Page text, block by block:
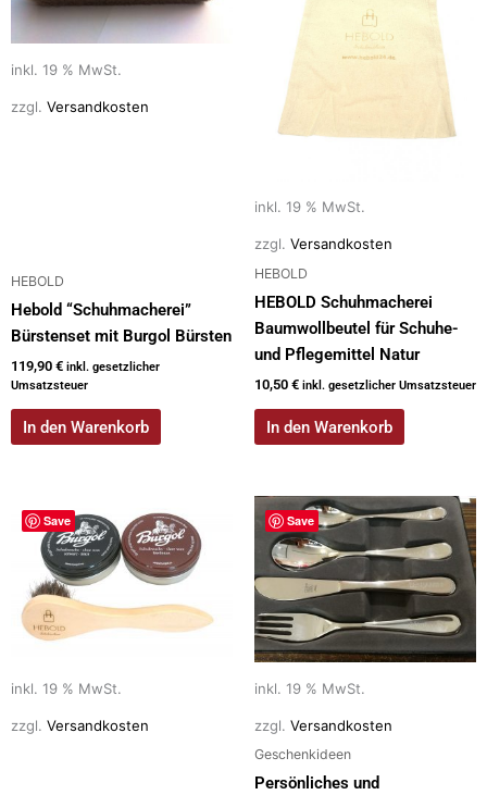
inkl. 19 % MwSt.
zzgl. Versandkosten
HEBOLD
Hebold “Schuhmacherei”
Bürstenset mit Burgol Bürsten
119,90 € inkl. gesetzlicher
Umsatzsteuer
In den Warenkorb
inkl. 19 % MwSt.
zzgl. Versandkosten
HEBOLD
HEBOLD Schuhmacherei
Baumwollbeutel für Schuhe-
und Pflegemittel Natur
10,50 € inkl. gesetzlicher Umsatzsteuer
In den Warenkorb
Save
inkl. 19 % MwSt.
zzgl. Versandkosten
Save
inkl. 19 % MwSt.
zzgl. Versandkosten
Geschenkideen
Persönliches und